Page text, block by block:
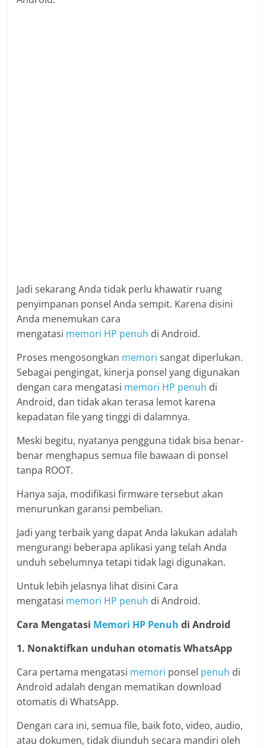
Jadi sekarang Anda tidak perlu khawatir ruang
penyimpanan ponsel Anda sempit. Karena disini
Anda menemukan cara
mengatasi memori HP penuh di Android.
Proses mengosongkan memori sangat diperlukan.
Sebagai pengingat, kinerja ponsel yang digunakan
dengan cara mengatasi memori HP penuh di
Android, dan tidak akan terasa lemot karena
kepadatan file yang tinggi di dalamnya.
Meski begitu, nyatanya pengguna tidak bisa benar-
benar menghapus semua file bawaan di ponsel
tanpa ROOT.
Hanya saja, modifikasi firmware tersebut akan
menurunkan garansi pembelian.
Jadi yang terbaik yang dapat Anda lakukan adalah
mengurangi beberapa aplikasi yang telah Anda
unduh sebelumnya tetapi tidak lagi digunakan.
Untuk lebih jelasnya lihat disini Cara
mengatasi memori HP penuh di Android.
Cara Mengatasi Memori HP Penuh di Android
1. Nonaktifkan unduhan otomatis WhatsApp
Cara pertama mengatasi memori ponsel penuh di
Android adalah dengan mematikan download
otomatis di WhatsApp.
Dengan cara ini, semua file, baik foto, video, audio,
atau dokumen, tidak diunduh secara mandiri oleh